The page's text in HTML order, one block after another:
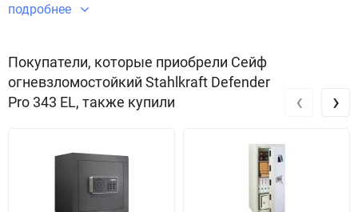
подробнее
Покупатели, которые приобрели Сейф
огневзломостойкий Stahlkraft Defender
Pro 343 EL, также купили
‹ ›